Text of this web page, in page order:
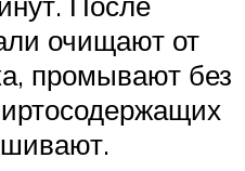
очищают от
промывают без